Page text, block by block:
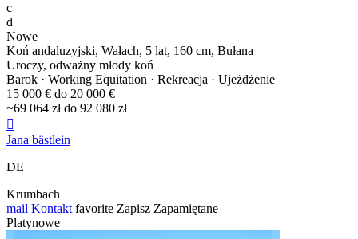
c
d
Nowe
Koń andaluzyjski, Wałach, 5 lat, 160 cm, Bułana
Uroczy, odważny młody koń
Barok · Working Equitation · Rekreacja · Ujeżdżenie
15 000 € do 20 000 €
~69 064 zł do 92 080 zł

Jana bästlein
DE
Krumbach
mail Kontakt favorite Zapisz Zapamiętane
Platynowe